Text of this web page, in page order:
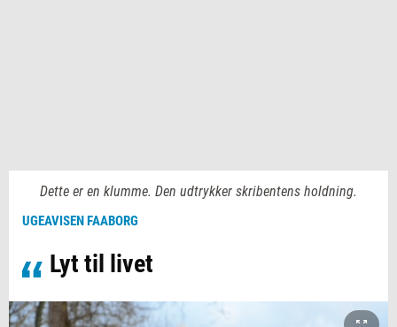
Dette er en klumme. Den udtrykker skribentens holdning.
UGEAVISEN FAABORG
Lyt til livet